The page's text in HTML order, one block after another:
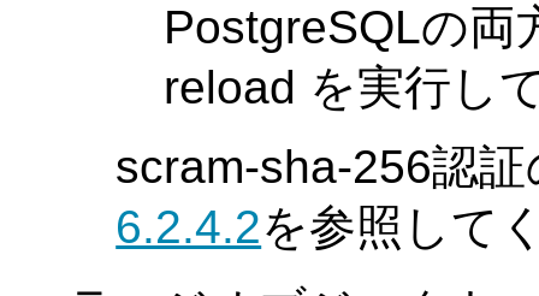
PostgreSQLの両
reload を実行し
scram-sha-256認
6.2.4.2を参照して